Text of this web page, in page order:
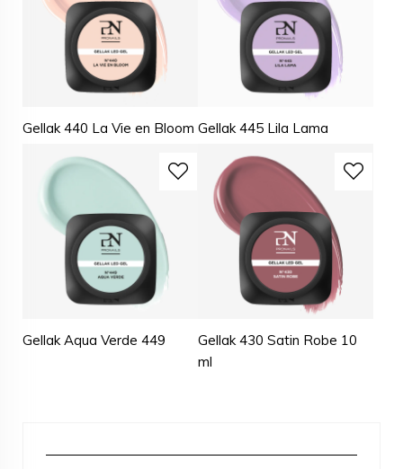
Gellak 440 La Vie en Bloom Gellak 445 Lila Lama
Gellak Aqua Verde 449
Gellak 430 Satin Robe 10
ml